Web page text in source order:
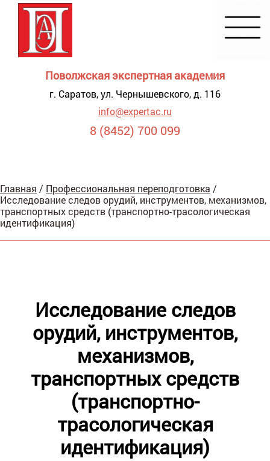
Поволжская экспертная академия
г. Саратов, ул. Чернышевского, д. 116
info@expertac.ru
8 (8452) 700 099
для
Главная / Профессиональная переподготовка /
Исследование следов орудий, инструментов, механизмов,
транспортных средств (транспортно-трасологическая
идентификация)
Исследование следов
орудий, инструментов,
механизмов,
транспортных средств
(транспортно-
трасологическая
идентификация)